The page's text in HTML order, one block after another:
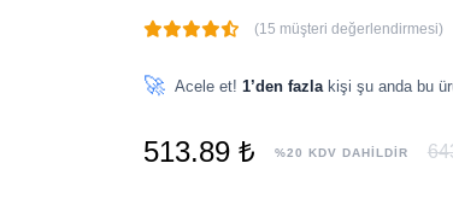
(15 müşteri değerlendirmesi)
🚀 Acele et! 1’den fazlakişi şu anda bu
513.89 ₺ %20 KDV DAHİLDİR